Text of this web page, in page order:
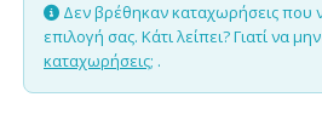
Δεν βρέθηκαν καταχωρήσεις που
επιλογή σας. Κάτι λείπει? Γιατί να μην
καταχωρήσεις; .